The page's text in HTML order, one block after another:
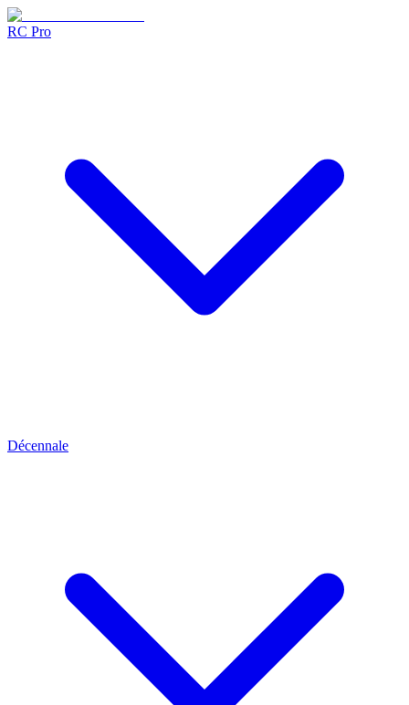
RC Pro
Décennale